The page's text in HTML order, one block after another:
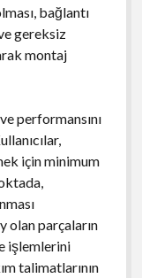
bağlantı
gereksiz
montaj
performansını
için minimum
olan parçaların
işlemlerini
talimatlarının